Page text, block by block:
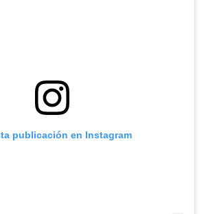
publicación en Instagram